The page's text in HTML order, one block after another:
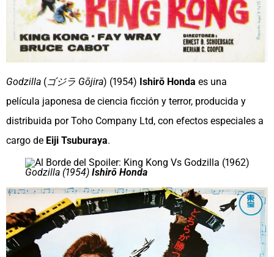
Godzilla (ゴジラ Gōjira)​ (1954) Ishirō Honda es una
película japonesa de ciencia ficción y terror, producida y
distribuida por Toho Company Ltd, con efectos especiales a
cargo de Eiji Tsuburaya.
Godzilla (1954) Ishirō Honda